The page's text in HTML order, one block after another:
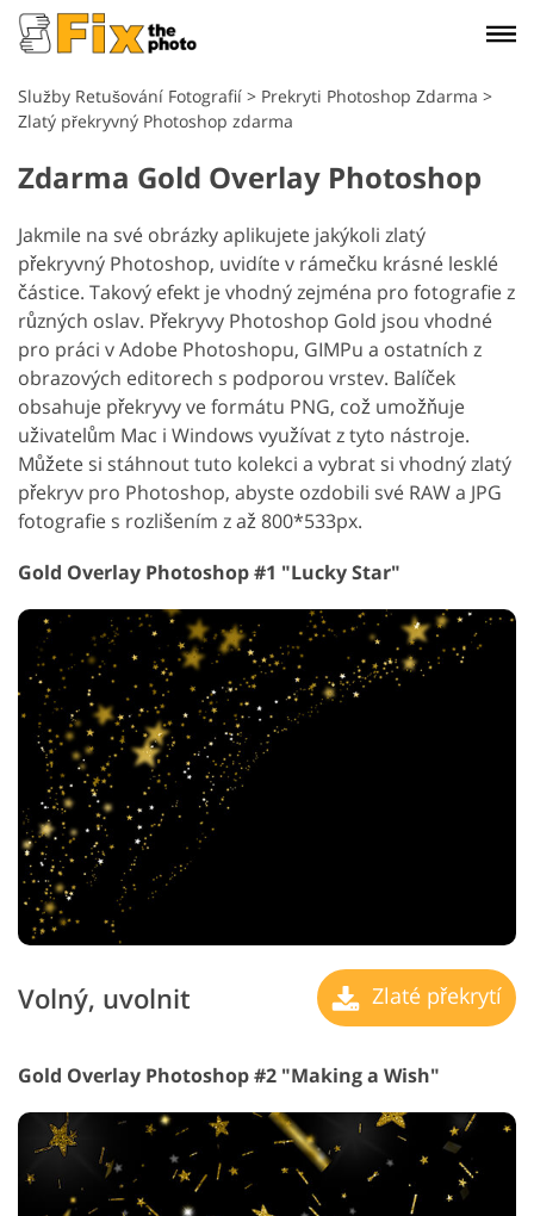
Služby Retušování Fotografií > Prekryti Photoshop Zdarma >
Zlatý překryvný Photoshop zdarma
Zdarma Gold Overlay Photoshop
Jakmile na své obrázky aplikujete jakýkoli zlatý
překryvný Photoshop, uvidíte v rámečku krásné lesklé
částice. Takový efekt je vhodný zejména pro fotografie z
různých oslav. Překryvy Photoshop Gold jsou vhodné
pro práci v Adobe Photoshopu, GIMPu a ostatních z
obrazových editorech s podporou vrstev. Balíček
obsahuje překryvy ve formátu PNG, což umožňuje
uživatelům Mac i Windows využívat z tyto nástroje.
Můžete si stáhnout tuto kolekci a vybrat si vhodný zlatý
překryv pro Photoshop, abyste ozdobili své RAW a JPG
fotografie s rozlišením z až 800*533px.
Gold Overlay Photoshop #1 "Lucky Star"
Volný, uvolnit Zlaté překrytí
Gold Overlay Photoshop #2 "Making a Wish"